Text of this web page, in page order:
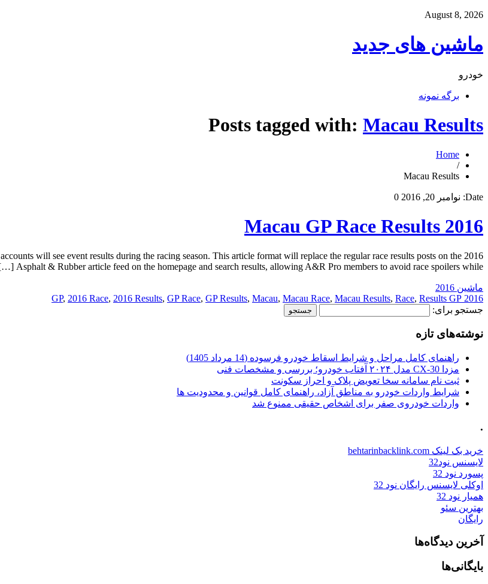
August 8, 2026
ماشین های جدید
خودرو
برگه نمونه
Posts tagged with: Macau Results
Home
/
Macau Results
Date: نوامبر 20, 2016 0
2016 Macau GP Race Results
will see event results during the racing season. This article format will replace the regular race results posts on the
Asphalt & Rubber article feed on the homepage and search results, allowing A&R Pro members to avoid race spoilers while […]
ماشین 2016
2016 GP
, 2016 Race, 2016 Results, GP Race, GP Results, Macau, Macau Race, Macau Results, Race, Results GP
جستجو برای:
نوشته‌های تازه
راهنمای کامل مراحل و شرایط اسقاط خودرو فرسوده (14 مرداد 1405)
مزدا CX-30 مدل ۲۰۲۴ آفتاب خودرو؛ بررسی و مشخصات فنی
ثبت نام سامانه سخا تعویض پلاک و احراز سکونت
شرایط واردات خودرو به مناطق آزاد، راهنمای کامل قوانین و محدودیت ها
واردات خودروی صفر برای اشخاص حقیقی ممنوع شد
.
خرید بک لینک behtarinbacklink.com
لایسنس نود32
پسورد نود 32
اوکلی لایسنس رایگان نود 32
همیار نود 32
بهترین سئو
رایگان
آخرین دیدگاه‌ها
بایگانی‌ها